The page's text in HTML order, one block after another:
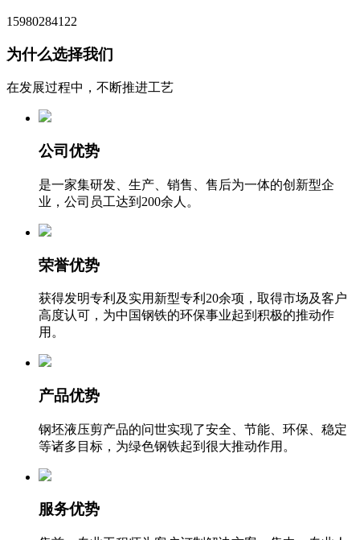
15980284122
为什么选择我们
在发展过程中，不断推进工艺
公司优势
是一家集研发、生产、销售、售后为一体的创新型企
业，公司员工达到200余人。
荣誉优势
获得发明专利及实用新型专利20余项，取得市场及客户
高度认可，为中国钢铁的环保事业起到积极的推动作
用。
产品优势
钢坯液压剪产品的问世实现了安全、节能、环保、稳定
等诸多目标，为绿色钢铁起到很大推动作用。
服务优势